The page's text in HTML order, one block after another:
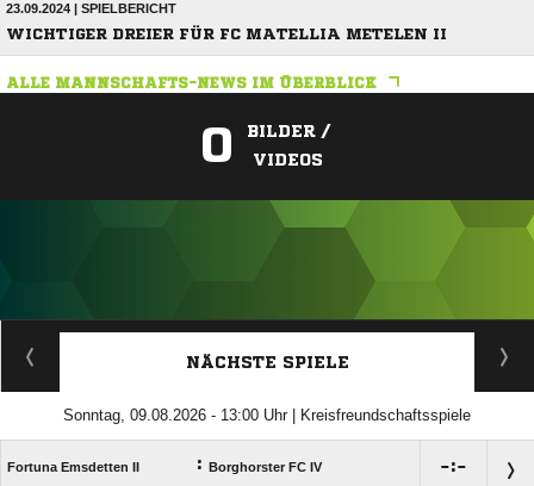
23.09.2024 | SPIELBERICHT
WICHTIGER DREIER FÜR FC MATELLIA METELEN II
ALLE MANNSCHAFTS-NEWS IM ÜBERBLICK
0
BILDER /
VIDEOS
ANZEIGE
NÄCHSTE SPIELE
Sonntag, 09.08.2026 - 13:00 Uhr | Kreisfreundschaftsspiele
Fortuna Emsdetten II : Borghorster FC IV :